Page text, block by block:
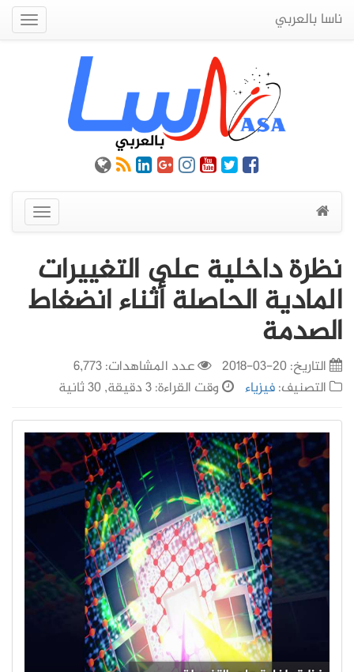
ناسا بالعربي
عرض
القائمة
نظرة داخلية على التغييرات
المادية الحاصلة أثناء انضغاط
الصدمة
التاريخ:20-03-2018
عدد المشاهدات: 6,773
التصنيف:فيزياء وقت القراءة: 3 دقيقة, 30 ثانية